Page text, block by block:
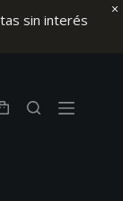
sin interés